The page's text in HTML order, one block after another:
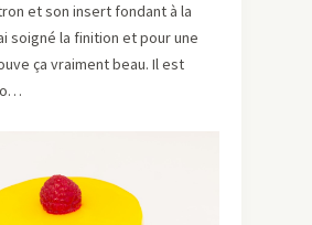
et son insert fondant à la
soigné la finition et pour une
ça vraiment beau. Il est